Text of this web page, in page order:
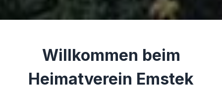
Willkommen beim
Heimatverein Emstek